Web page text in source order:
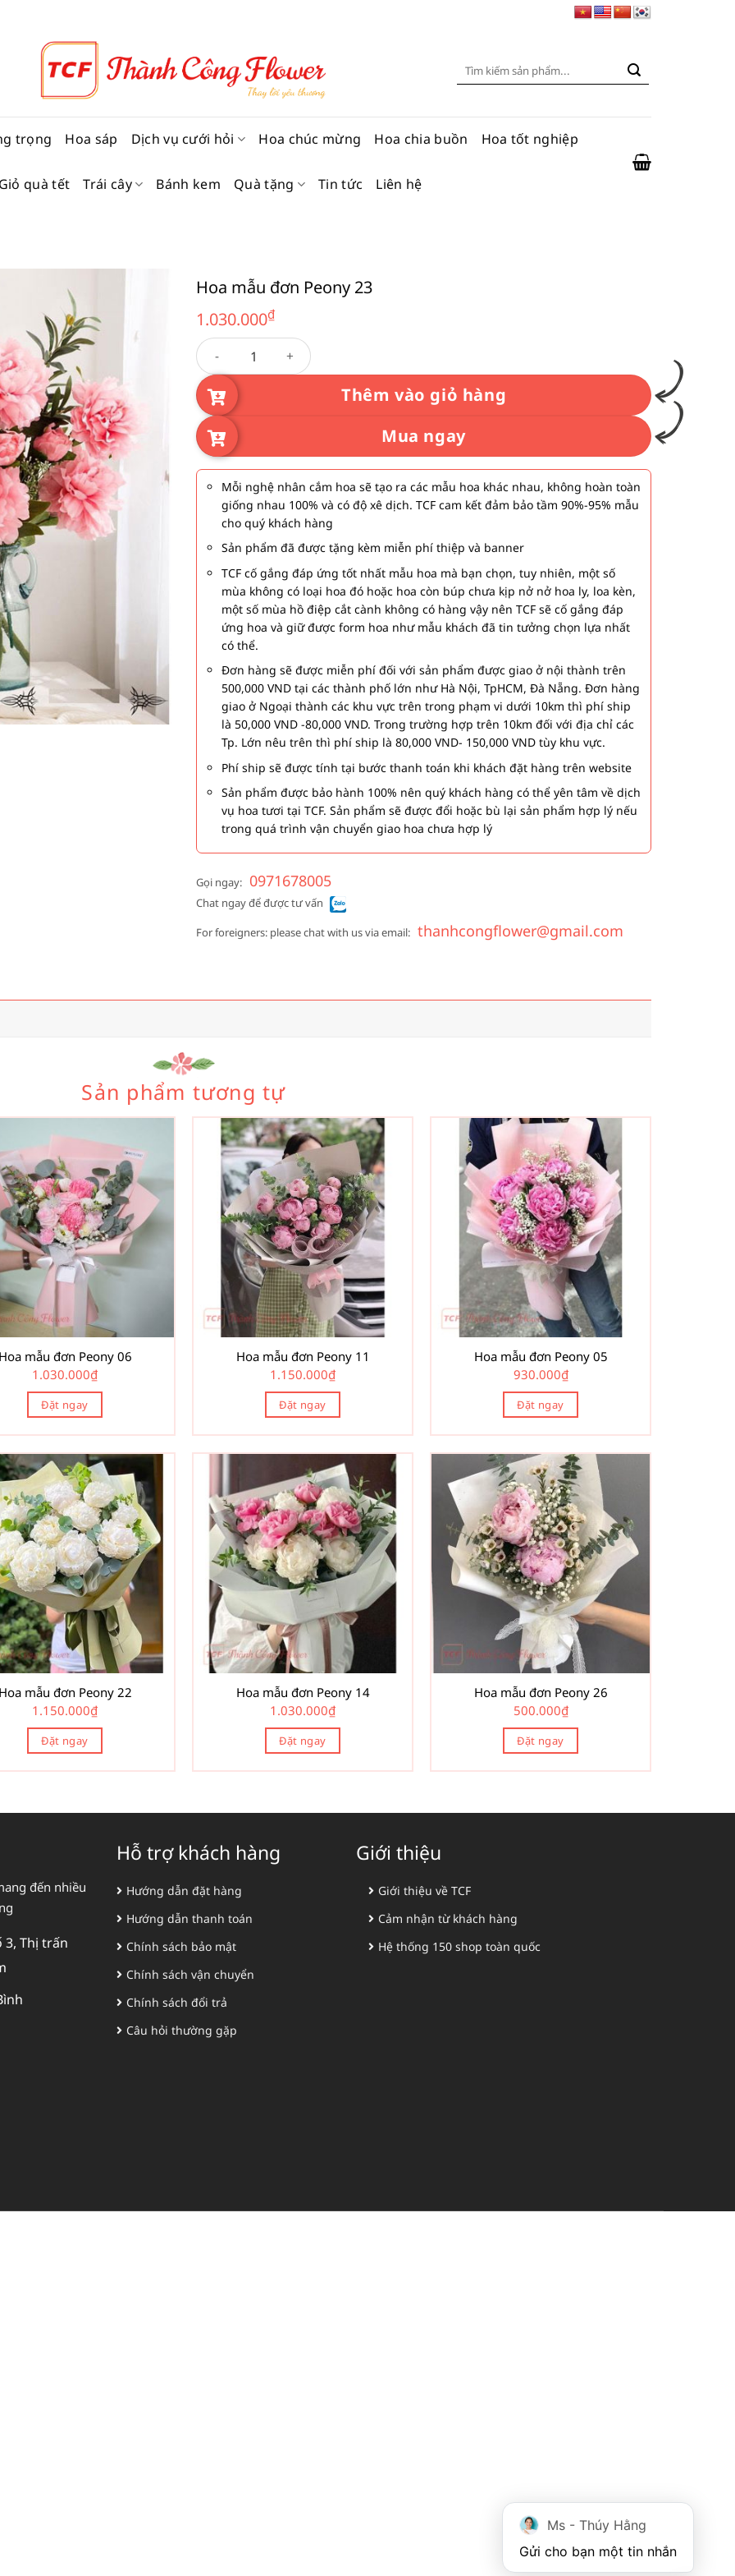
Tìm
trọng Hoa sáp Dịch vụ cưới hỏi Hoa chúc mừng Hoa chia buồn Hoa tốt nghiệp
Giỏ quà tết Trái cây Bánh kem Quà tặng Tin tức Liên hệ
Hoa mẫu đơn Peony 23
1.030.000₫
Hoa mẫu đơn Peony 23 số lượng
Thêm vào giỏ hàng
Mua ngay
Mỗi nghệ nhân cắm hoa sẽ tạo ra các mẫu hoa khác nhau, không hoàn toàn
giống nhau 100% và có độ xê dịch. TCF cam kết đảm bảo tầm 90%-95% mẫu
cho quý khách hàng
Sản phẩm đã được tặng kèm miễn phí thiệp và banner
TCF cố gắng đáp ứng tốt nhất mẫu hoa mà bạn chọn, tuy nhiên, một số
mùa không có loại hoa đó hoặc hoa còn búp chưa kịp nở nở hoa ly, loa kèn,
một số mùa hồ điệp cắt cành không có hàng vậy nên TCF sẽ cố gắng đáp
ứng hoa và giữ được form hoa như mẫu khách đã tin tưởng chọn lựa nhất
có thể.
Đơn hàng sẽ được miễn phí đối với sản phẩm được giao ở nội thành trên
500,000 VND tại các thành phố lớn như Hà Nội, TpHCM, Đà Nẵng. Đơn hàng
giao ở Ngoại thành các khu vực trên trong phạm vi dưới 10km thì phí ship
là 50,000 VND -80,000 VND. Trong trường hợp trên 10km đối với địa chỉ các
Tp. Lớn nêu trên thì phí ship là 80,000 VND- 150,000 VND tùy khu vực.
Phí ship sẽ được tính tại bước thanh toán khi khách đặt hàng trên website
Sản phẩm được bảo hành 100% nên quý khách hàng có thể yên tâm về dịch
vụ hoa tươi tại TCF. Sản phẩm sẽ được đổi hoặc bù lại sản phẩm hợp lý nếu
trong quá trình vận chuyển giao hoa chưa hợp lý
Gọi ngay: 0971678005
Chat ngay để được tư vấn
For foreigners: please chat with us via email: thanhcongflower@gmail.com
Sản phẩm tương tự
Hoa mẫu đơn Peony 06
1.030.000₫
Đặt ngay
Hoa mẫu đơn Peony 11
1.150.000₫
Đặt ngay
Hoa mẫu đơn Peony 05
930.000₫
Đặt ngay
Hoa mẫu đơn Peony 22
1.150.000₫
Đặt ngay
Hoa mẫu đơn Peony 14
1.030.000₫
Đặt ngay
Hoa mẫu đơn Peony 26
500.000₫
Đặt ngay
đến nhiều
3, Thị trấn
Hỗ trợ khách hàng
Hướng dẫn đặt hàng
Hướng dẫn thanh toán
Chính sách bảo mật
Chính sách vận chuyển
Chính sách đổi trả
Câu hỏi thường gặp
Giới thiệu
Giới thiệu về TCF
Cảm nhận từ khách hàng
Hệ thống 150 shop toàn quốc
Ms - Thúy Hằng
Gửi cho bạn một tin nhắn